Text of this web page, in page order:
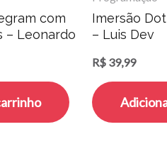
com
– Leonardo
Imersão
– Luis Dev
R$ 39,99